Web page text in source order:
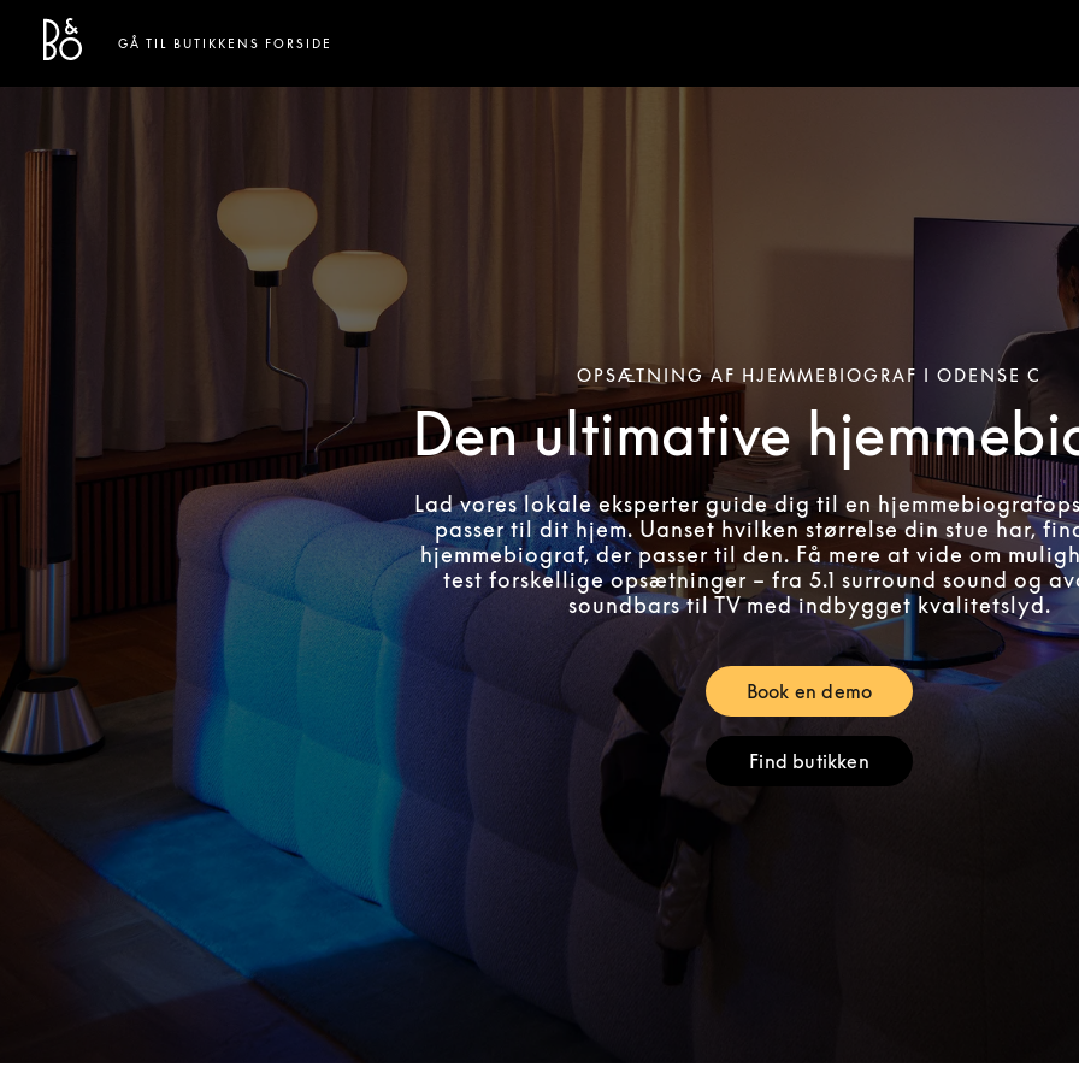
Bang & Olufsen - Exist to Create
Link Opens in New Tab
GÅ TIL BUTIKKENS FORSIDE
OPSÆTNING AF HJEMMEBIOGRAF I ODENSE C
Den ultimative
Lad vores lokale eksperter guide dig til en
passer til dit hjem. Uanset hvilken størrelse din stue har,
hjemmebiograf, der passer til den. Få mere at vide om
test forskellige opsætninger – fra 5.1 surround sound og
soundbars til TV med indbygget kvalitetslyd.
Book en demoLink Opens in New Tab
Find butikkenLink Opens in New Tab